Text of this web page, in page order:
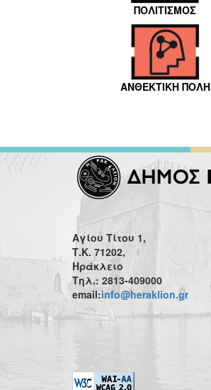
ΠΟΛΙΤΙΣΜΟΣ
ΑΝΘΕΚΤΙΚΗ ΠΟΛΗ
Αγίου Τίτου 1,
Τ.Κ. 71202,
Ηράκλειο
Τηλ.: 2813-409000
email:info@heraklion.gr